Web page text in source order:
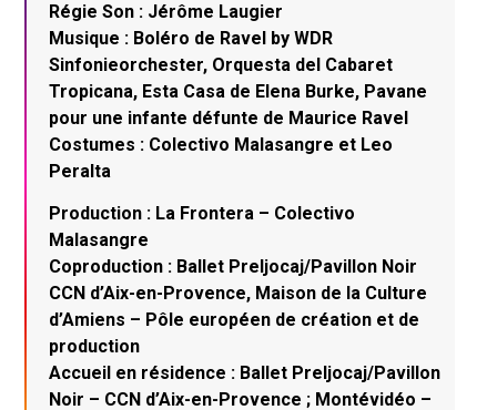
Régie Son : Jérôme Laugier
Musique : Boléro de Ravel by WDR
Sinfonieorchester, Orquesta del Cabaret
Tropicana, Esta Casa de Elena Burke, Pavane
pour une infante défunte de Maurice Ravel
Costumes : Colectivo Malasangre et Leo
Peralta
Production : La Frontera – Colectivo
Malasangre
Coproduction : Ballet Preljocaj/Pavillon Noir
CCN d’Aix-en-Provence, Maison de la Culture
d’Amiens – Pôle européen de création et de
production
Accueil en résidence : Ballet Preljocaj/Pavillon
Noir – CCN d’Aix-en-Provence ; Montévidéo –